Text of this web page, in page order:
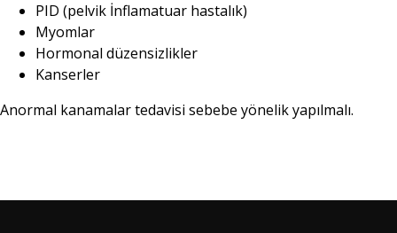
PID (pelvik İnflamatuar hastalık)
Myomlar
Hormonal düzensizlikler
Kanserler
Anormal kanamalar tedavisi sebebe yönelik yapılmalı.